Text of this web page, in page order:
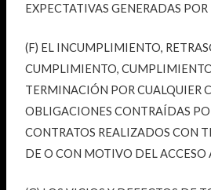
EXPECTATIVAS GENERADAS
(F) EL INCUMPLIMIENTO,
CUMPLIMIENTO,
TERMINACIÓN POR CUALQUIER
OBLIGACIONES CONTRAÍDAS
CONTRATOS REALIZADOS CON
DE O CON MOTIVO DEL ACCESO